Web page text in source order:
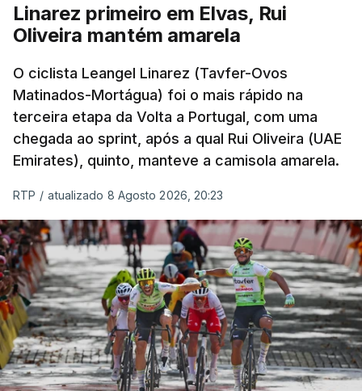
Linarez primeiro em Elvas, Rui
Oliveira mantém amarela
O ciclista Leangel Linarez (Tavfer-Ovos
Matinados-Mortágua) foi o mais rápido na
terceira etapa da Volta a Portugal, com uma
chegada ao sprint, após a qual Rui Oliveira (UAE
Emirates), quinto, manteve a camisola amarela.
RTP / atualizado 8 Agosto 2026, 20:23